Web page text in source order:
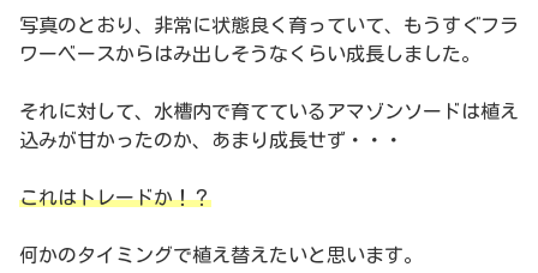
写真のとおり、非常に状態良く育っていて、もうすぐフラ
ワーベースからはみ出しそうなくらい成長しました。
それに対して、水槽内で育てているアマゾンソードは植え
込みが甘かったのか、あまり成長せず・・・
これはトレードか！？
何かのタイミングで植え替えたいと思います。